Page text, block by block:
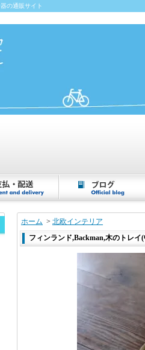
の通販サイト
ホーム > 北欧インテリア
フィンランド,Backman,木のトレイ